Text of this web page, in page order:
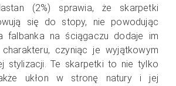
(2%) sprawia, że skarpetki
się do stopy, nie powodując
falbanka na ściągaczu dodaje im
czyniąc je wyjątkowym
stylizacji.Te skarpetki to nie tylko
ukłon w stronę natury i jej